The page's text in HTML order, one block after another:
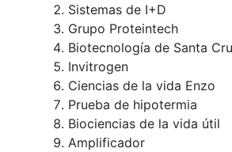
Sistemas de I+D
Grupo Proteintech
Biotecnología de Santa
Invitrogen
Ciencias de la vida Enzo
Prueba de hipotermia
Biociencias de la vida útil
Amplificador